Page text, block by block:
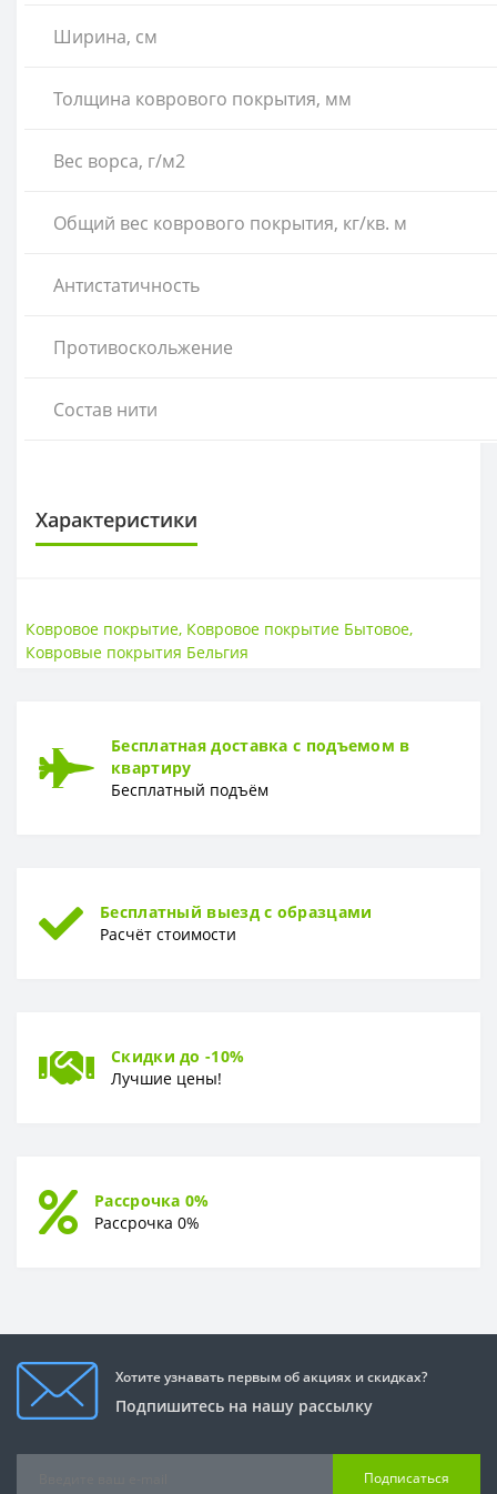
Ширина, см
Толщина коврового покрытия, мм
Вес ворса, г/м2
Общий вес коврового покрытия, кг/кв. м
Антистатичность
Противоскольжение
Состав нити
Характеристики
Высота ворса
ОСНОВА
СТРАНА ВВОЗА
Страна ввоза
Толщина
Ковровое покрытие, Ковровое покрытие Бытовое,
Ковровые покрытия Бельгия
Бесплатная доставка с подъемом в
квартиру
Бесплатный подъём
Бесплатный выезд с образцами
Расчёт стоимости
Скидки до -10%
Лучшие цены!
Рассрочка 0%
Рассрочка 0%
Хотите узнавать первым об акциях и скидках?
Подпишитесь на нашу рассылку
Подписаться